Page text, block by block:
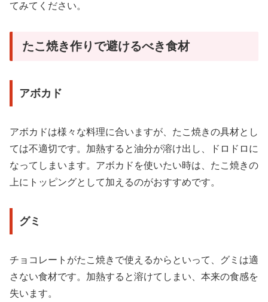
てみてください。
たこ焼き作りで避けるべき食材
アボカド
アボカドは様々な料理に合いますが、たこ焼きの具材とし
ては不適切です。加熱すると油分が溶け出し、ドロドロに
なってしまいます。アボカドを使いたい時は、たこ焼きの
上にトッピングとして加えるのがおすすめです。
グミ
チョコレートがたこ焼きで使えるからといって、グミは適
さない食材です。加熱すると溶けてしまい、本来の食感を
失います。